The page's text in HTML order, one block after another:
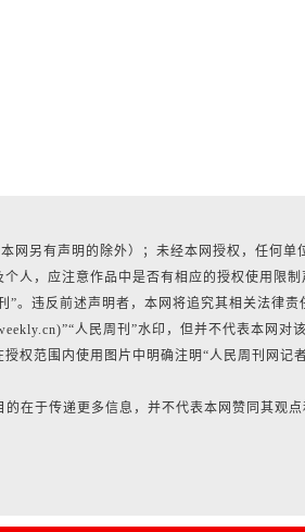
网另有声明的除外）；未经本网授权，任何单
人，应注意作品中是否有相应的授权使用限制
。违反前述声明者，本网将追究其相关法律责
人民周刊”水印，但并不代表本网对
权范围内使用图片中明确注明“人民周刊网记
在于传递更多信息，并不代表本网赞同其观点